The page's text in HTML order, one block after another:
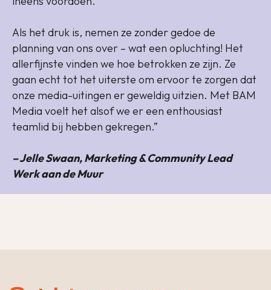
Als het druk is, nemen ze zonder gedoe de
planning van ons over – wat een opluchting! Het
allerfijnste vinden we hoe betrokken ze zijn. Ze
gaan echt tot het uiterste om ervoor te zorgen dat
onze media-uitingen er geweldig uitzien. Met BAM
Media voelt het alsof we er een enthousiast
teamlid bij hebben gekregen.”
– Jelle Swaan, Marketing & Community Lead
Werk aan de Muur